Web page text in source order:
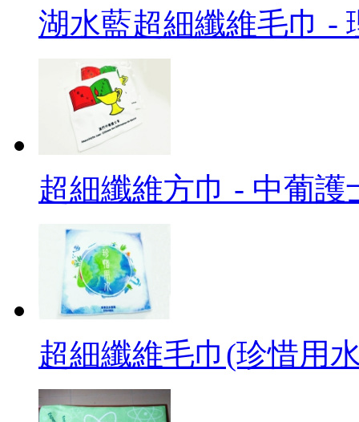
湖水藍超細纖維毛巾 -
超細纖維方巾 - 中葡護
超細纖維毛巾(珍惜用